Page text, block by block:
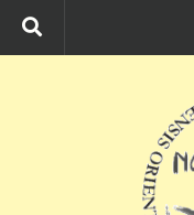
Ga naar de inhoud